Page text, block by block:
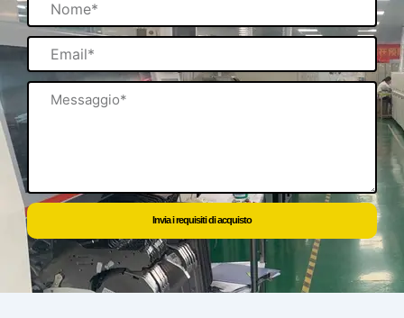
Email
Messaggio
Invia i requisiti di acquisto